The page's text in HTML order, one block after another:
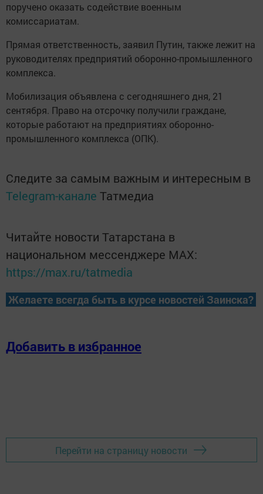
поручено оказать содействие военным
комиссариатам.
Прямая ответственность, заявил Путин, также лежит на
руководителях предприятий оборонно-промышленного
комплекса.
Мобилизация объявлена с сегодняшнего дня, 21
сентября. Право на отсрочку получили граждане,
которые работают на предприятиях оборонно-
промышленного комплекса (ОПК).
Следите за самым важным и интересным в
Telegram-канале Татмедиа
Читайте новости Татарстана в
национальном мессенджере MАХ:
https://max.ru/tatmedia
Желаете всегда быть в курсе новостей Заинска?
Добавить в избранное
Перейти на страницу новости